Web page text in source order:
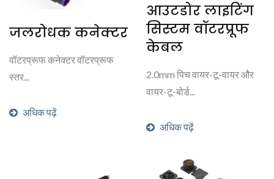
जलरोधक कनेक्टर
वॉटरप्रूफ कनेक्टर वॉटरप्रूफ
स्तर...
अधिक पढ़ें
आउटडोर लाइटिंग
सिस्टम वॉटरप्रूफ
केबल
2.0mm पिच वायर-टू-वायर और
वायर-टू-बोर्ड...
अधिक पढ़ें